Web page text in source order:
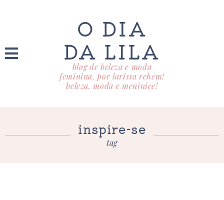
O DIA
DA LILA
blog de beleza e moda
feminina, por larissa rehem!
beleza, moda e meninice!
inspire-se
tag